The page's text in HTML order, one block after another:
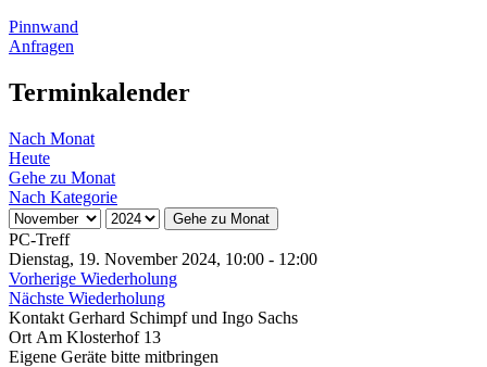
Pinnwand
Anfragen
Terminkalender
Nach Monat
Heute
Gehe zu Monat
Nach Kategorie
Gehe zu Monat
PC-Treff
Dienstag, 19. November 2024, 10:00 - 12:00
Vorherige Wiederholung
Nächste Wiederholung
Kontakt Gerhard Schimpf und Ingo Sachs
Ort Am Klosterhof 13
Eigene Geräte bitte mitbringen